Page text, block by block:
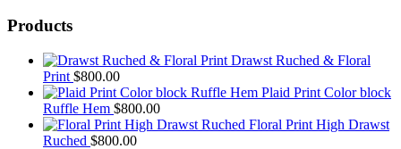
Products
Drawst Ruched & Floral
Print $800.00
Plaid Print Color block
Ruffle Hem $800.00
Floral Print High Drawst
Ruched $800.00